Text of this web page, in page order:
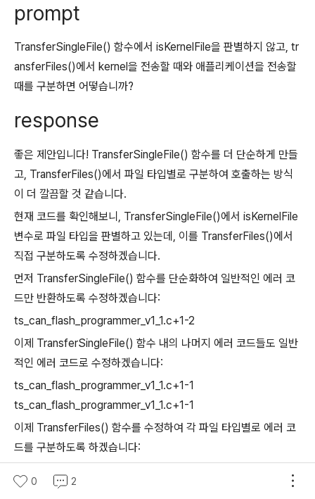
prompt
TransferSingleFile() 함수에서 isKernelFile을 판별하지 않고, tr
ansferFiles()에서 kernel을 전송할 때와 애플리케이션을 전송할
때를 구분하면 어떻습니까?
response
좋은 제안입니다! TransferSingleFile() 함수를 더 단순하게 만들
고, TransferFiles()에서 파일 타입별로 구분하여 호출하는 방식
이 더 깔끔할 것 같습니다.
현재 코드를 확인해보니, TransferSingleFile()에서 isKernelFile
변수로 파일 타입을 판별하고 있는데, 이를 TransferFiles()에서
직접 구분하도록 수정하겠습니다.
먼저 TransferSingleFile() 함수를 단순화하여 일반적인 에러 코
드만 반환하도록 수정하겠습니다:
ts_can_flash_programmer_v1_1.c+1-2
이제 TransferSingleFile() 함수 내의 나머지 에러 코드들도 일반
적인 에러 코드로 수정하겠습니다:
ts_can_flash_programmer_v1_1.c+1-1
ts_can_flash_programmer_v1_1.c+1-1
이제 TransferFiles() 함수를 수정하여 각 파일 타입별로 에러 코
드를 구분하도록 하겠습니다:
ts_can_flash_programmer_v1_1.c+9-1
0 2